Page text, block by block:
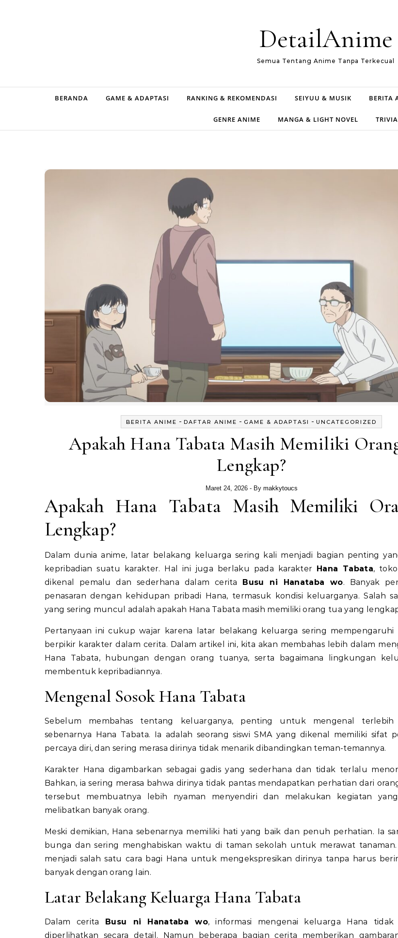
DetailAnime
Semua Tentang Anime Tanpa Terkecual
BERANDA GAME & ADAPTASI RANKING & REKOMENDASI SEIYUU & MUSIK BERITA
GENRE ANIME MANGA & LIGHT NOVEL
BERITA ANIME - DAFTAR ANIME - GAME & ADAPTASI - UNCATEGORIZED
Apakah Hana Tabata Masih Memiliki
Lengkap?
Maret 24, 2026 - By makkytoucs
Apakah Hana Tabata Masih Memiliki
Lengkap?
Dalam dunia anime, latar belakang keluarga sering kali menjadi bagian penting
kepribadian suatu karakter. Hal ini juga berlaku pada karakter Hana Tabata,
dikenal pemalu dan sederhana dalam cerita Busu ni Hanataba wo. Banyak
penasaran dengan kehidupan pribadi Hana, termasuk kondisi keluarganya. Salah
yang sering muncul adalah apakah Hana Tabata masih memiliki orang tua yang
Pertanyaan ini cukup wajar karena latar belakang keluarga sering mempengaruhi
berpikir karakter dalam cerita. Dalam artikel ini, kita akan membahas lebih dalam
Hana Tabata, hubungan dengan orang tuanya, serta bagaimana lingkungan
membentuk kepribadiannya.
Mengenal Sosok Hana Tabata
Sebelum membahas tentang keluarganya, penting untuk mengenal terlebih
sebenarnya Hana Tabata. Ia adalah seorang siswi SMA yang dikenal memiliki sifat
percaya diri, dan sering merasa dirinya tidak menarik dibandingkan teman-temannya.
Karakter Hana digambarkan sebagai gadis yang sederhana dan tidak terlalu
Bahkan, ia sering merasa bahwa dirinya tidak pantas mendapatkan perhatian dari
tersebut membuatnya lebih nyaman menyendiri dan melakukan kegiatan
melibatkan banyak orang.
Meski demikian, Hana sebenarnya memiliki hati yang baik dan penuh perhatian. Ia
bunga dan sering menghabiskan waktu di taman sekolah untuk merawat
menjadi salah satu cara bagi Hana untuk mengekspresikan dirinya tanpa harus
banyak dengan orang lain.
Latar Belakang Keluarga Hana Tabata
Dalam cerita Busu ni Hanataba wo, informasi mengenai keluarga Hana
diperlihatkan secara detail. Namun beberapa bagian cerita memberikan